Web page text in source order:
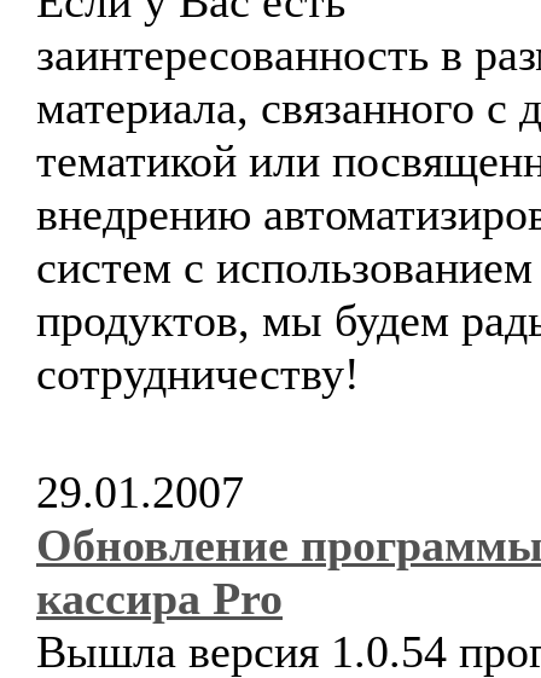
заинтересованность в
материала, связанного с
тематикой или
внедрению
систем с
продуктов, мы будем
сотрудничеству!
29.01.2007
Обновление
кассира Pro
Вышла версия 1.0.54